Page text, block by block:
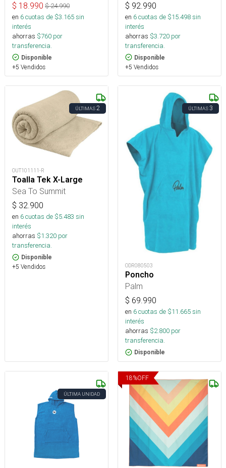
$ 18.990 $24.990
en 6cuotas de $3.165sin
interés
ahorras $760 por
transferencia.
Disponible
+5 Vendidos
$ 92.990
en 6cuotas de $15.498sin
interés
ahorras $3.720 por
transferencia.
Disponible
+5 Vendidos
ÚLTIMAS2
OUT101111-R
Toalla Tek X-Large
Sea To Summit
$ 32.900
en 6cuotas de $5.483 sin
interés
ahorras $1.320 por
transferencia.
Disponible
+5 Vendidos
ÚLTIMAS3
ODR080503
Poncho
Palm
$ 69.990
en 6cuotas de $11.665sin
interés
ahorras $2.800 por
transferencia.
Disponible
ÚLTIMA UNIDAD
18%OFF